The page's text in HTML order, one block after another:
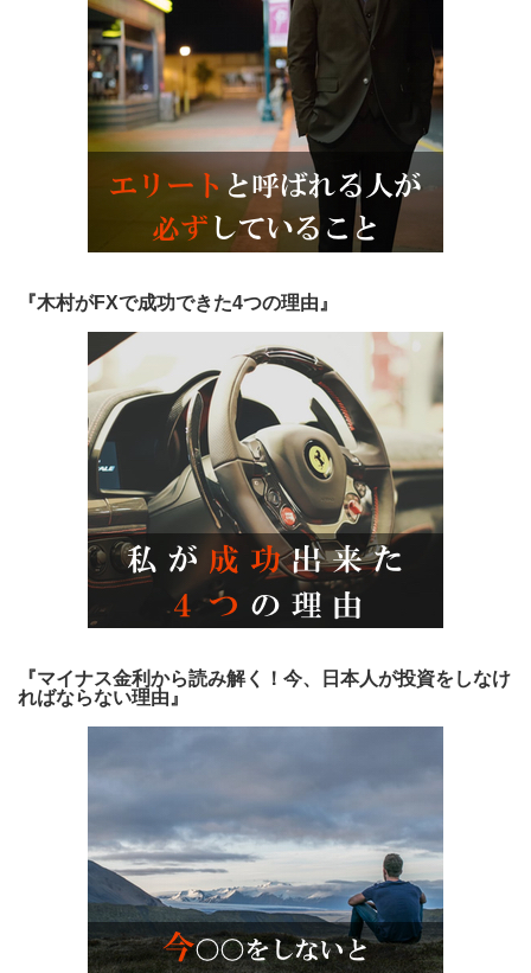
『木村がFXで成功できた4つの理由』
『マイナス金利から読み解く！今、日本人が投資をしなけ
ればならない理由』